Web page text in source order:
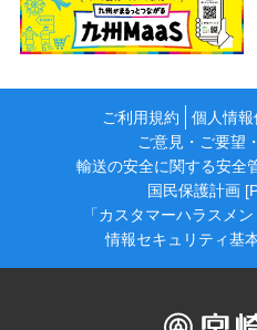
ご利用規約 個人情報
ご意見・ご要望
輸送の安全に関する安全
国民保護計画
「カスタマーハラスメ
情報セキュリティ基